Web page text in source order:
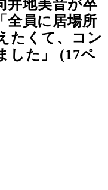
井地美音が卒
全員に居場所
たくて、コン
した」 (17ペ